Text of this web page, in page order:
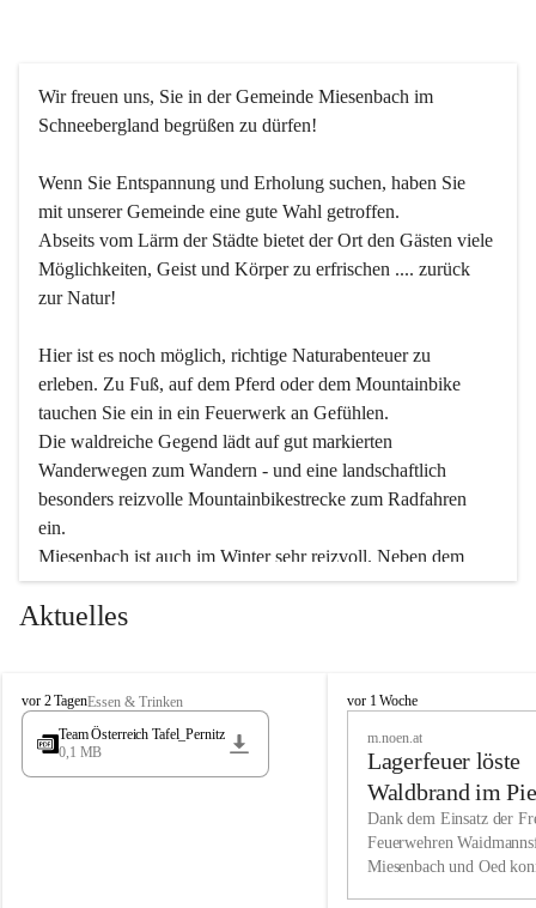
Wir freuen uns, Sie in der Gemeinde Miesenbach im
Schneebergland begrüßen zu dürfen!
Wenn Sie Entspannung und Erholung suchen, haben Sie
mit unserer Gemeinde eine gute Wahl getroffen.
Abseits vom Lärm der Städte bietet der Ort den Gästen viele
Möglichkeiten, Geist und Körper zu erfrischen .... zurück
zur Natur!
Hier ist es noch möglich, richtige Naturabenteuer zu
erleben. Zu Fuß, auf dem Pferd oder dem Mountainbike
tauchen Sie ein in ein Feuerwerk an Gefühlen.
Die waldreiche Gegend lädt auf gut markierten
Wanderwegen zum Wandern - und eine landschaftlich
besonders reizvolle Mountainbikestrecke zum Radfahren
ein.
Miesenbach ist auch im Winter sehr reizvoll. Neben dem
Eisstockschießen gibt es auf dem nahe gelegenen Unterberg
wunderschöne Naturschneepisten, die zum Schifahren oder
vielfältige Angebot unserer Kulturvereine.
Überzeugen Sie sich selbst, dass Sie in Miesenbach sowie
in den Beherbergungsbetrieben, Gaststätten und urigen
Wir kennen Miesenbach als lebens- und liebenswerten Ort.
Tradition und Innovation werden ebenso groß geschrieben
Aktuelles
M
i
s
vor 2 TagenEssen & Trinken
Team Österreich Tafel_Pernitz
0,1 MB
M
h
vor 1 Woche
m.noen.at
Lagerfeuer löste
Waldbrand im
aus
Dank dem Einsatz der
Feuerwehren
Miesenbach und Oed